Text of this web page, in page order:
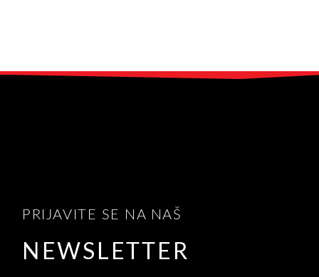
PRIJAVITE SE NA NAŠ
NEWSLETTER